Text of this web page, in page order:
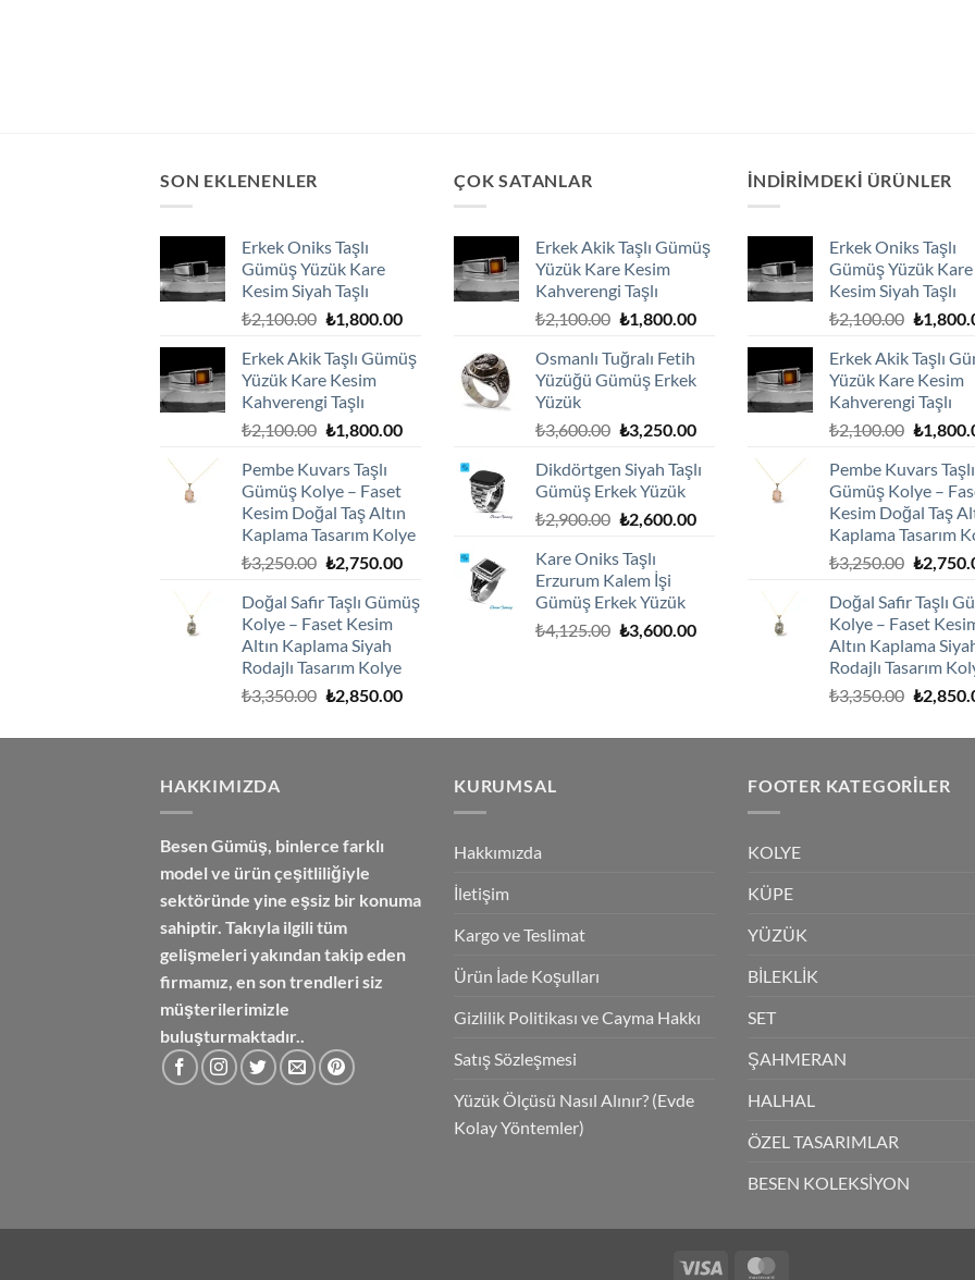
SON EKLENENLER
Erkek Oniks Taşlı
Gümüş Yüzük Kare
Kesim Siyah Taşlı
₺2,100.00 Orijinal
₺2,100.00.
₺1,800.00Şu
fiyat:
₺1,800.00.
Erkek Akik Taşlı Gümüş
Yüzük Kare Kesim
Kahverengi Taşlı
₺2,100.00 Orijinal
₺2,100.00.
₺1,800.00Şu
₺1,800.00.
Pembe Kuvars Taşlı
Gümüş Kolye – Faset
Kesim Doğal Taş Altın
Kaplama Tasarım Kolye
₺3,250.00 Orijinal
₺3,250.00.
₺2,750.00Şu
fiyat:
Doğal Safir Taşlı Gümüş
Kolye – Faset Kesim
Altın Kaplama Siyah
Rodajlı Tasarım Kolye
₺3,350.00 Orijinal
₺3,350.00.
₺2,850.00Şu
fiyat:
ÇOK SATANLAR
Erkek Akik Taşlı Gümüş
Yüzük Kare Kesim
Kahverengi Taşlı
₺2,100.00 Orijinal
₺2,100.00.
₺1,800.00Şu
₺1,800.00.
Osmanlı Tuğralı Fetih
Yüzüğü Gümüş Erkek
Yüzük
₺3,600.00 Orijinal
₺3,600.00.
₺3,250.00Şu
fiyat:
₺3,250.00.
Dikdörtgen Siyah Taşlı
Gümüş Erkek Yüzük
₺2,900.00 Orijinal
₺2,900.00.
₺2,600.00Şu
Kare Oniks Taşlı
Erzurum Kalem İşi
Gümüş Erkek Yüzük
₺4,125.00 Orijinal
₺3,600.00Şu
İNDIRIMDEKI ÜRÜNLER
Erkek Oniks Taşlı
Gümüş Yüzük Kare
Kesim Siyah Taşlı
₺2,100.00 Orijinal
₺
Erkek Akik Taşlı
Yüzük Kare Kesim
Kahverengi Taşlı
₺2,100.00 Orijinal
₺
Pembe Kuvars Taşlı
Gümüş Kolye –
Kesim Doğal Taş
Kaplama Tasarım
₺3,250.00 Orijinal
₺
Doğal Safir Taşlı
Kolye – Faset
Altın Kaplama
Rodajlı Tasarım
₺3,350.00 Orijinal
₺
HAKKIMIZDA
Besen Gümüş, binlerce farklı
model ve ürün çeşitliliğiyle
sektöründe yine eşsiz bir konuma
sahiptir. Takıyla ilgili tüm
gelişmeleri yakından takip eden
firmamız, en son trendleri siz
müşterilerimizle
buluşturmaktadır..
KURUMSAL
Hakkımızda
İletişim
Kargo ve Teslimat
Ürün İade Koşulları
Gizlilik Politikası ve Cayma Hakkı
Satış Sözleşmesi
Yüzük Ölçüsü Nasıl Alınır? (Evde
Kolay Yöntemler)
FOOTER KATEGORILER
KOLYE
KÜPE
YÜZÜK
BİLEKLİK
SET
ŞAHMERAN
HALHAL
ÖZEL TASARIMLAR
BESEN KOLEKSİYON
Visa